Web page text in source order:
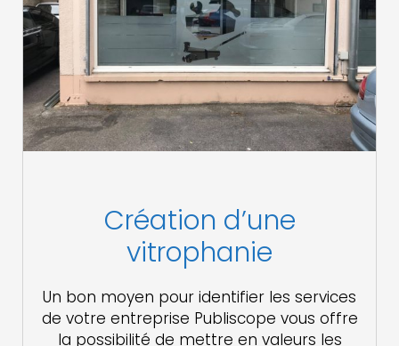
Création d’une
vitrophanie
Un bon moyen pour identifier les services
de votre entreprise Publiscope vous offre
la possibilité de mettre en valeurs les